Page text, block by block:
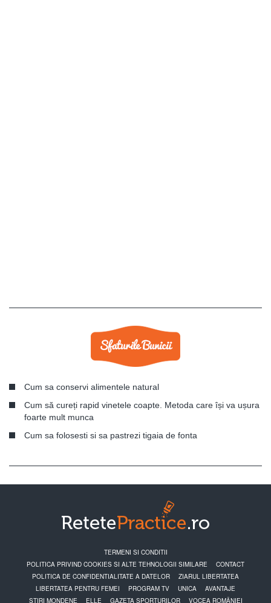
Cum sa conservi alimentele natural
Cum să cureți rapid vinetele coapte. Metoda care își va ușura
foarte mult munca
Cum sa folosesti si sa pastrezi tigaia de fonta
TERMENI SI CONDITII
POLITICA PRIVIND COOKIES SI ALTE TEHNOLOGII SIMILARE
CONTACT
POLITICA DE CONFIDENTIALITATE A DATELOR
ZIARUL LIBERTATEA
LIBERTATEA PENTRU FEMEI
PROGRAM TV UNICA
AVANTAJE
STIRI MONDENE
ELLE GAZETA SPORTURILOR VOCEA ROMÂNIEI